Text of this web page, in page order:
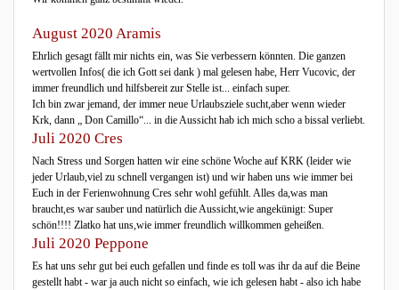
August 2020 Aramis
Ehrlich gesagt fällt mir nichts ein, was Sie verbessern könnten. Die ganzen
wertvollen Infos( die ich Gott sei dank ) mal gelesen habe, Herr Vucovic, der
immer freundlich und hilfsbereit zur Stelle ist... einfach super.
Ich bin zwar jemand, der immer neue Urlaubsziele sucht,aber wenn wieder
Krk, dann „ Don Camillo“... in die Aussicht hab ich mich scho a bissal verliebt.
Juli 2020 Cres
Nach Stress und Sorgen hatten wir eine schöne Woche auf KRK (leider wie
jeder Urlaub,viel zu schnell vergangen ist) und wir haben uns wie immer bei
Euch in der Ferienwohnung Cres sehr wohl gefühlt. Alles da,was man
braucht,es war sauber und natürlich die Aussicht,wie angekünigt: Super
schön!!!! Zlatko hat uns,wie immer freundlich willkommen geheißen.
Juli 2020 Peppone
Es hat uns sehr gut bei euch gefallen und finde es toll was ihr da auf die Beine
gestellt habt - war ja auch nicht so einfach, wie ich gelesen habt - also ich habe